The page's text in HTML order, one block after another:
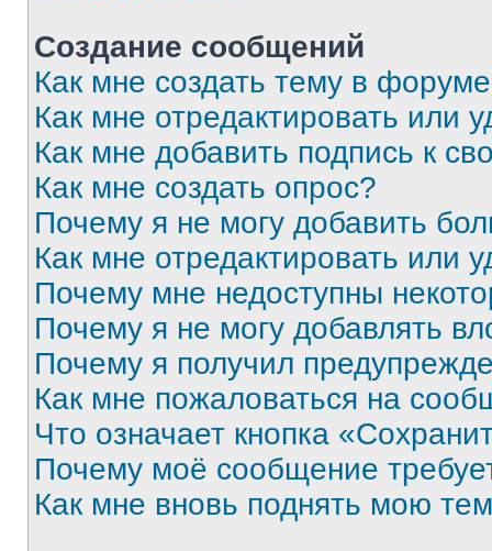
Создание сообщений
Как мне создать тему в
Как мне отредактировать или
Как мне добавить подпись к
Как мне создать опрос?
Почему я не могу добавить
Как мне отредактировать или
Почему мне недоступны
Почему я не могу добавлять
Почему я получил
Как мне пожаловаться на
Что означает кнопка
Почему моё сообщение
Как мне вновь поднять мою